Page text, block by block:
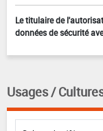
Le titulaire de
données de sécurité
Usages /